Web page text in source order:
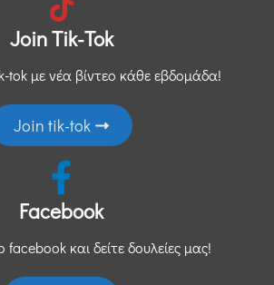
Join Tik-Tok
tok με νέα βίντεο κάθε εβδομάδα!
Join tik-tok
Facebook
facebook και δείτε δουλείες μας!